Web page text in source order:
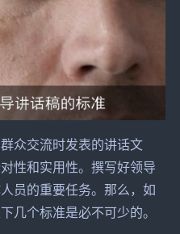
群众交流时发表的讲话文
性和实用性。 撰写好领导
员的重要任务。那么，如
几个标准是必不可少的。